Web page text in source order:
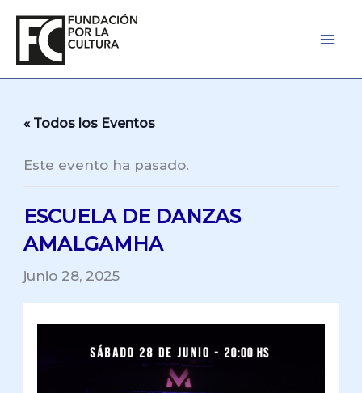
contenido
« Todos los Eventos
Este evento ha pasado.
ESCUELA DE DANZAS
AMALGAMHA
junio 28, 2025